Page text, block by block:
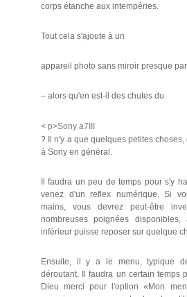
corps étanche aux intempéries.
Tout cela s'ajoute à un
appareil photo sans miroir presque
– alors qu'en est-il des chutes du
< p>Sony a7III
? Il n'y a que quelques petites
à Sony en général.
Il faudra un peu de temps pour s'y
venez d'un reflex numérique. Si
mains, vous devrez peut-être
nombreuses poignées
inférieur puisse reposer sur quelque
Ensuite, il y a le menu, typique
déroutant. Il faudra un certain temps
Dieu merci pour l'option «Mon